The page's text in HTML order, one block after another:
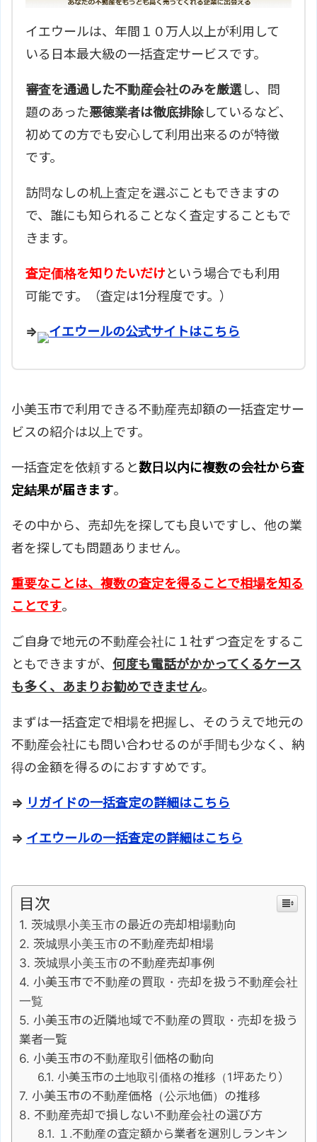
イエウールは、年間１０万人以上が利用して
いる日本最大級の一括査定サービスです。
審査を通過した不動産会社のみを厳選 し、問
題のあった悪徳業者は徹底排除しているなど、
初めての方でも安心して利用出来るのが特徴
です。
訪問なしの机上査定を選ぶこともできますの
で、誰にも知られることなく査定することもで
きます。
査定価格を知りたいだけという場合でも利用
可能です。（査定は1分程度です。）
⇒ イエウールの公式サイトはこちら
小美玉市で利用できる不動産売却額の一括査定サー
ビスの紹介は以上です。
一括査定を依頼すると数日以内に複数の会社から査
定結果が届きます。
その中から、売却先を探しても良いですし、他の業
者を探しても問題ありません。
重要なことは、複数の査定を得ることで相場を知る
ことです。
ご自身で地元の不動産会社に１社ずつ査定をするこ
ともできますが、 何度も電話がかかってくるケース
も多く、あまりお勧めできません。
まずは一括査定で相場を把握し、そのうえで地元の
不動産会社にも問い合わせるのが手間も少なく、納
得の金額を得るのにおすすめです。
⇒ リガイドの一括査定の詳細はこちら
⇒ イエウールの一括査定の詳細はこちら
目次
茨城県小美玉市の最近の売却相場動向
茨城県小美玉市の不動産売却相場
茨城県小美玉市の不動産売却事例
小美玉市で不動産の買取・売却を扱う不動産会社
一覧
小美玉市の近隣地域で不動産の買取・売却を扱う
業者一覧
小美玉市の不動産取引価格の動向
小美玉市の土地取引価格の推移（1坪あたり）
小美玉市の不動産価格（公示地価）の推移
不動産売却で損しない不動産会社の選び方
１.不動産の査定額から業者を選別しランキン